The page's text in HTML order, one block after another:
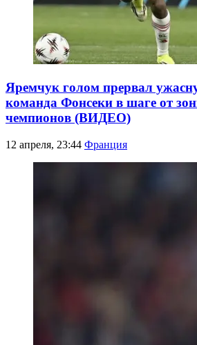
Яремчук голом прервал
команда Фонсеки в шаге от
чемпионов (ВИДЕО)
12 апреля, 23:44 Франция